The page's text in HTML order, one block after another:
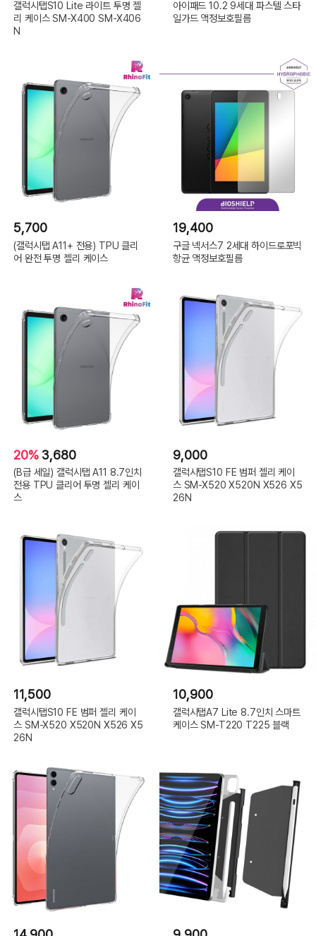
갤럭시탭S10 Lite 라이트 투명 젤
리 케이스 SM-X400 SM-X406
N
아이패드 10.2 9세대 파스텔 스타
일가드 액정보호필름
5,700
(갤럭시탭 A11+ 전용) TPU 클리
어 완전 투명 젤리 케이스
19,400
구글 넥서스7 2세대 하이드로포빅
항균 액정보호필름
20% 3,680
(B급 세일) 갤럭시탭 A11 8.7인치
전용 TPU 클리어 투명 젤리 케이
스
9,000
갤럭시탭S10 FE 범퍼 젤리 케이
스 SM-X520 X520N X526 X5
26N
11,500
갤럭시탭S10 FE 범퍼 젤리 케이
스 SM-X520 X520N X526 X5
26N
10,900
갤럭시탭A7 Lite 8.7인치 스마트
케이스 SM-T220 T225 블랙